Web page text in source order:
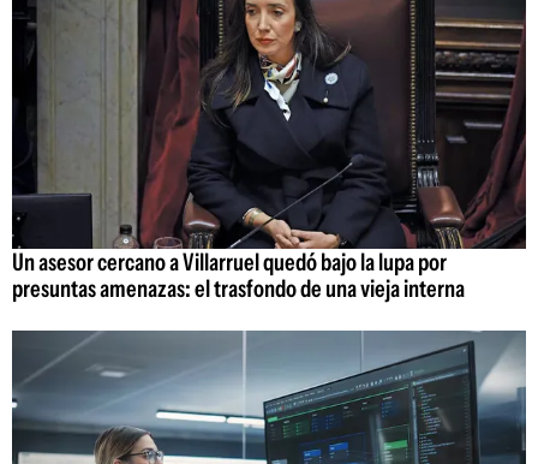
Un asesor cercano a Villarruel quedó bajo la lupa por
presuntas amenazas: el trasfondo de una vieja interna